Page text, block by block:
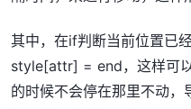
其中，在if判断当前位置已
style[attr] = end，这样可
的时候不会停在那里不动，